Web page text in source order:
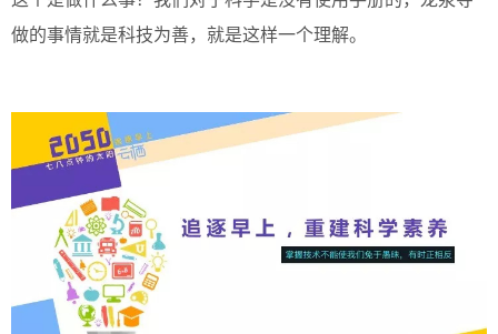
做的事情就是科技为善，就是这样一个理解。